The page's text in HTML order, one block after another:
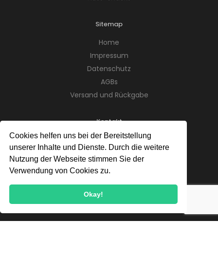
Cookies helfen uns bei der Bereitstellung
unserer Inhalte und Dienste. Durch die weitere
Nutzung der Webseite stimmen Sie der
Verwendung von Cookies zu.
Okay!
Sitemap
Home
Impressum
Datenschutz
AGBs
Versand und Rückgabe
Kontakt
Telefon:+49 (0) 176 82199881
Adresse:St. Gallener Str. 7
89079 Ulm
E-Mail:info@doerrmeister.de